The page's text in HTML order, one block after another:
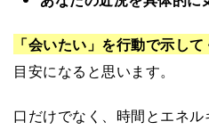
「会いたい」を行動で示し
目安になると思います。
口だけでなく、時間とエネ